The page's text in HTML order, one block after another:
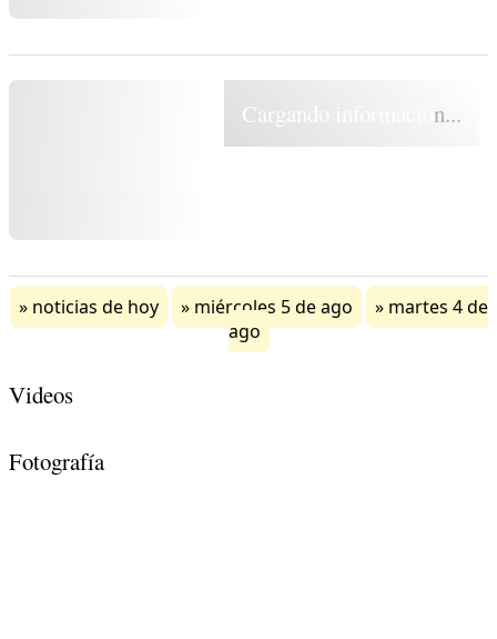
Cargando información...
noticias de hoy miércoles 5 de ago
martes 4 de
ago
Videos
Fotografía